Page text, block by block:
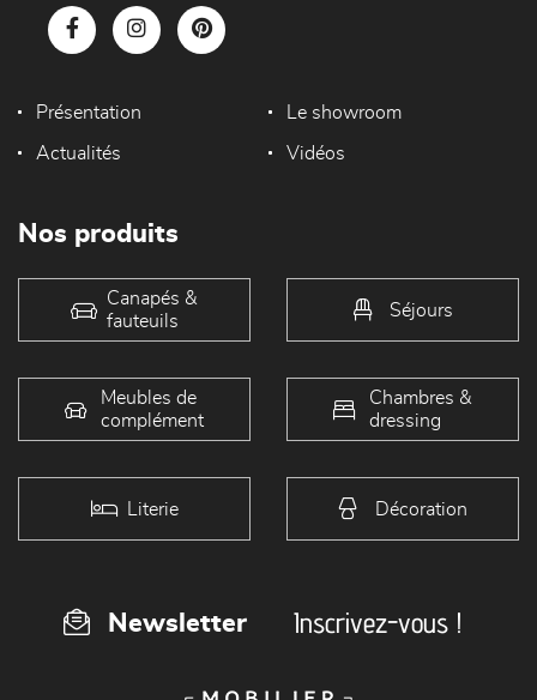
Présentation Le showroom
Actualités Vidéos
Nos produits
Canapés &
fauteuils
Séjours
Meubles de
complément
Chambres &
dressing
Literie Décoration
Newsletter Inscrivez-vous !